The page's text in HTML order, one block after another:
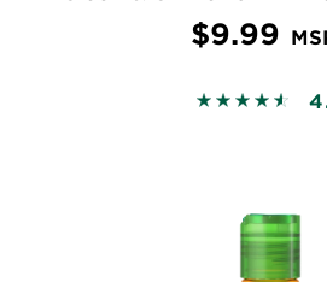
$9.99
4.5225 out